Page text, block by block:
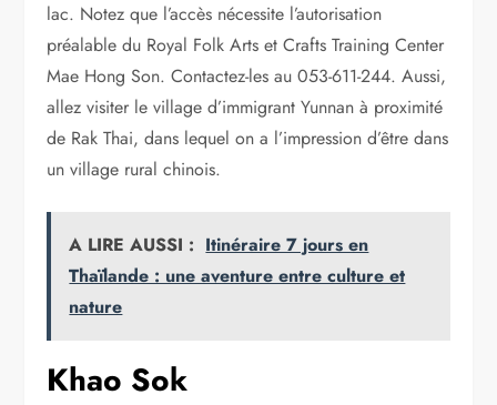
lac. Notez que l’accès nécessite l’autorisation
préalable du Royal Folk Arts et Crafts Training Center
Mae Hong Son. Contactez-les au 053-611-244. Aussi,
allez visiter le village d’immigrant Yunnan à proximité
de Rak Thai, dans lequel on a l’impression d’être dans
un village rural chinois.
A LIRE AUSSI : Itinéraire 7 jours en
Thaïlande : une aventure entre culture et
nature
Khao Sok